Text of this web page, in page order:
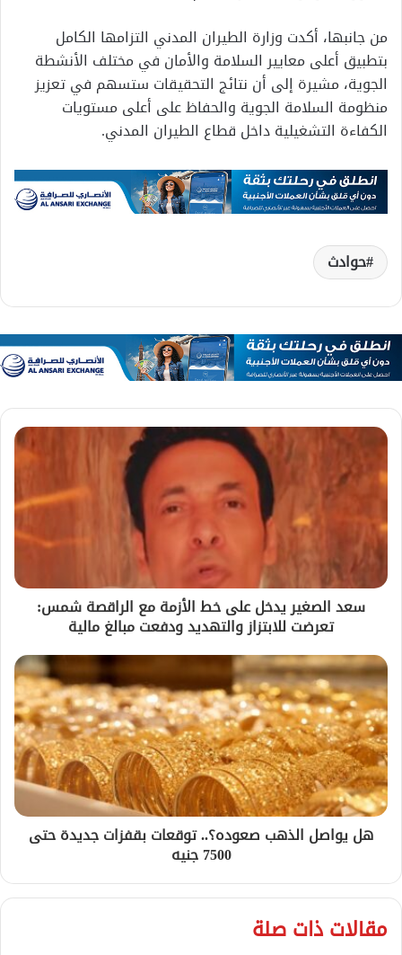
من جانبها، أكدت وزارة الطيران المدني التزامها الكامل
بتطبيق أعلى معايير السلامة والأمان في مختلف الأنشطة
الجوية، مشيرة إلى أن نتائج التحقيقات ستسهم في تعزيز
منظومة السلامة الجوية والحفاظ على أعلى مستويات
الكفاءة التشغيلية داخل قطاع الطيران المدني.
حوادث
سعد الصغير يدخل على خط الأزمة مع الراقصة شمس:
تعرضت للابتزاز والتهديد ودفعت مبالغ مالية
هل يواصل الذهب صعوده؟.. توقعات بقفزات جديدة حتى
7500 جنيه
مقالات ذات صلة